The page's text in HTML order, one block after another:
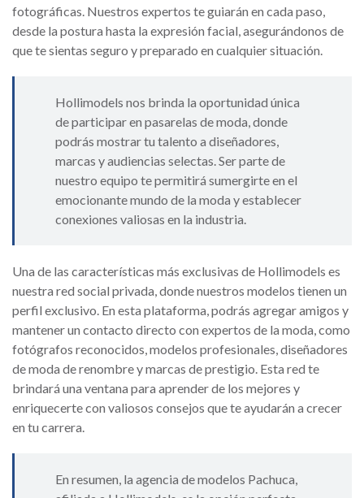
fotográficas. Nuestros expertos te guiarán en cada paso,
desde la postura hasta la expresión facial, asegurándonos de
que te sientas seguro y preparado en cualquier situación.
Hollimodels nos brinda la oportunidad única
de participar en pasarelas de moda, donde
podrás mostrar tu talento a diseñadores,
marcas y audiencias selectas. Ser parte de
nuestro equipo te permitirá sumergirte en el
emocionante mundo de la moda y establecer
conexiones valiosas en la industria.
Una de las características más exclusivas de Hollimodels es
nuestra red social privada, donde nuestros modelos tienen un
perfil exclusivo. En esta plataforma, podrás agregar amigos y
mantener un contacto directo con expertos de la moda, como
fotógrafos reconocidos, modelos profesionales, diseñadores
de moda de renombre y marcas de prestigio. Esta red te
brindará una ventana para aprender de los mejores y
enriquecerte con valiosos consejos que te ayudarán a crecer
en tu carrera.
En resumen, la agencia de modelos Pachuca,